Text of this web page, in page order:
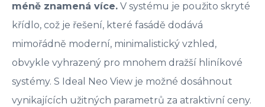
méně znamená více. V systému je použito skryté
křídlo, což je řešení, které fasádě dodává
mimořádně moderní, minimalistický vzhled,
obvykle vyhrazený pro mnohem dražší hliníkové
systémy. S Ideal Neo View je možné dosáhnout
vynikajících užitných parametrů za atraktivní ceny.